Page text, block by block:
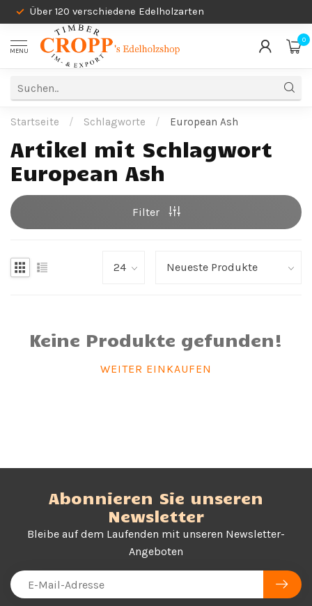
Über 120 verschiedene Edelholzarten
MENU
0
Startseite / Schlagworte / European Ash
Artikel mit Schlagwort
European Ash
Filter
Keine Produkte gefunden!
WEITER EINKAUFEN
Abonnieren Sie unseren
Newsletter
Bleibe auf dem Laufenden mit unseren Newsletter-
Angeboten